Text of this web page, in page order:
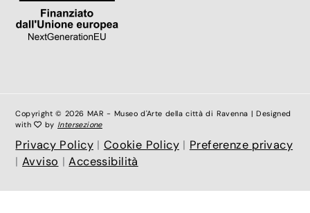
Copyright © 2026 MAR - Museo d'Arte della città di Ravenna | Designed
with
by Intersezione
Privacy Policy| Cookie Policy | Preferenze privacy
|Avviso |Accessibilità